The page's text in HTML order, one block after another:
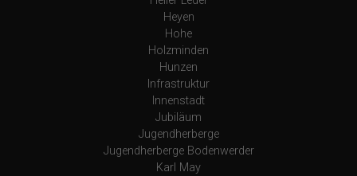
Heyen
Hohe
Holzminden
Hunzen
Infrastruktur
Innenstadt
Jubiläum
Jugendherberge
Jugendherberge Bodenwerder
Karl May